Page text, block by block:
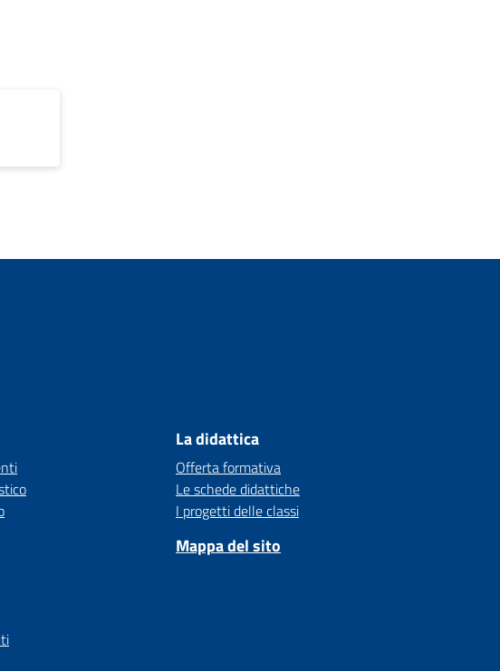
La didattica
Offerta formativa
Le schede didattiche
I progetti delle classi
Mappa del sito